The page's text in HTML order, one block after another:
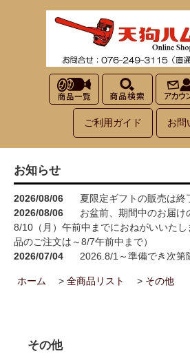
ご利用ガイド お問
お知らせ
2026/08/06
夏限定ギフトの販売は終
2026/08/06
お盆前、期間中のお届け
8/10（月）午前中までにおねがいいた
品のご注文は～8/7午前中まで）
2026/07/04
2026.8/1～準備でき次第
2026/05/15
お買い物が楽しくなる！
2025/08/29
ホーム > 全商品リスト > その他
その他